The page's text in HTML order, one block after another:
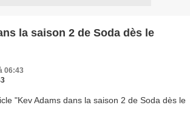
la saison 2 de Soda dès le
06:43